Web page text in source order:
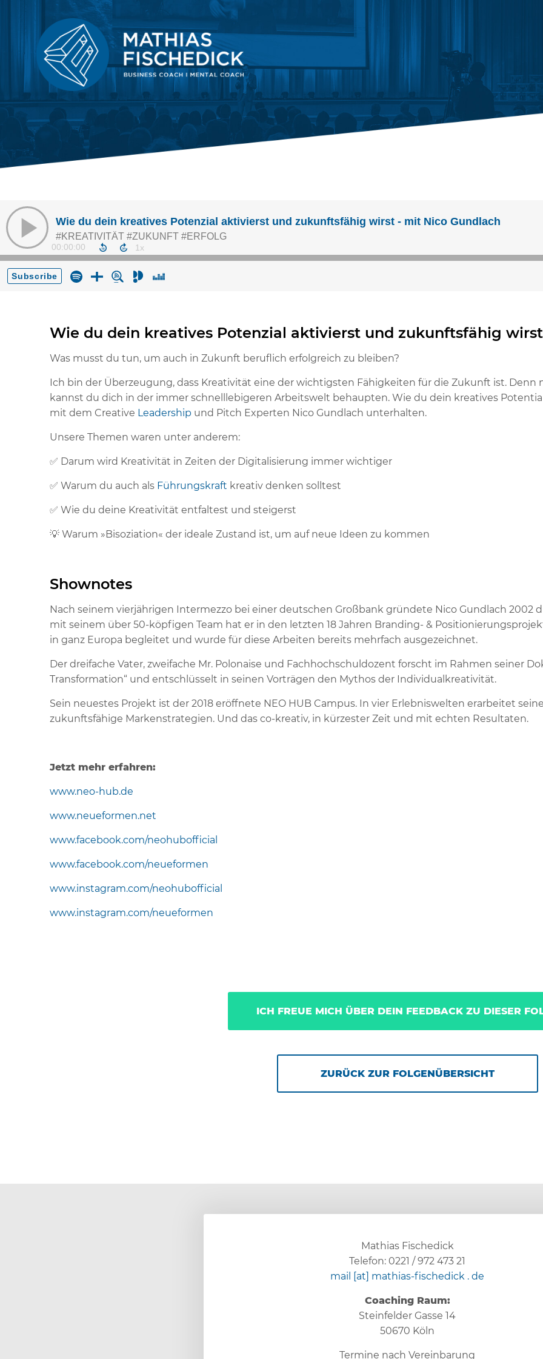
Wie du dein kreatives Potenzial aktivierst und zukunftsfähig
Was musst du tun, um auch in Zukunft beruflich erfolgreich zu bleiben?
Ich bin der Überzeugung, dass Kreativität eine der wichtigsten Fähigkeiten für die Zukunft ist.
kannst du dich in der immer schnelllebigeren Arbeitswelt behaupten. Wie du dein kreatives
mit dem Creative Leadership und Pitch Experten Nico Gundlach unterhalten.
Unsere Themen waren unter anderem:
✅ Darum wird Kreativität in Zeiten der Digitalisierung immer wichtiger
✅ Warum du auch als Führungskraft kreativ denken solltest
✅ Wie du deine Kreativität entfaltest und steigerst
💡 Warum »Bisoziation« der ideale Zustand ist, um auf neue Ideen zu kommen
Shownotes
Nach seinem vierjährigen Intermezzo bei einer deutschen Großbank gründete Nico Gundlach 2002
mit seinem über 50-köpfigen Team hat er in den letzten 18 Jahren Branding- &
in ganz Europa begleitet und wurde für diese Arbeiten bereits mehrfach ausgezeichnet.
Der dreifache Vater, zweifache Mr. Polonaise und Fachhochschuldozent forscht im Rahmen seiner
Transformation“ und entschlüsselt in seinen Vorträgen den Mythos der Individualkreativität.
Sein neuestes Projekt ist der 2018 eröffnete NEO HUB Campus. In vier Erlebniswelten erarbeitet
zukunftsfähige Markenstrategien. Und das co-kreativ, in kürzester Zeit und mit echten Resultaten.
Jetzt mehr erfahren:
www.neo-hub.de
www.neueformen.net
www.facebook.com/neohubofficial
www.facebook.com/neueformen
www.instagram.com/neohubofficial
www.instagram.com/neueformen
ICH FREUE MICH ÜBER DEIN FEEDBACK ZU DIESER
ZURÜCK ZUR FOLGENÜBERSICHT
Mathias Fischedick
Telefon: 0221 / 972 473 21
mail [at] mathias-fischedick . de
Coaching Raum:
Steinfelder Gasse 14
50670 Köln
Termine nach Vereinbarung